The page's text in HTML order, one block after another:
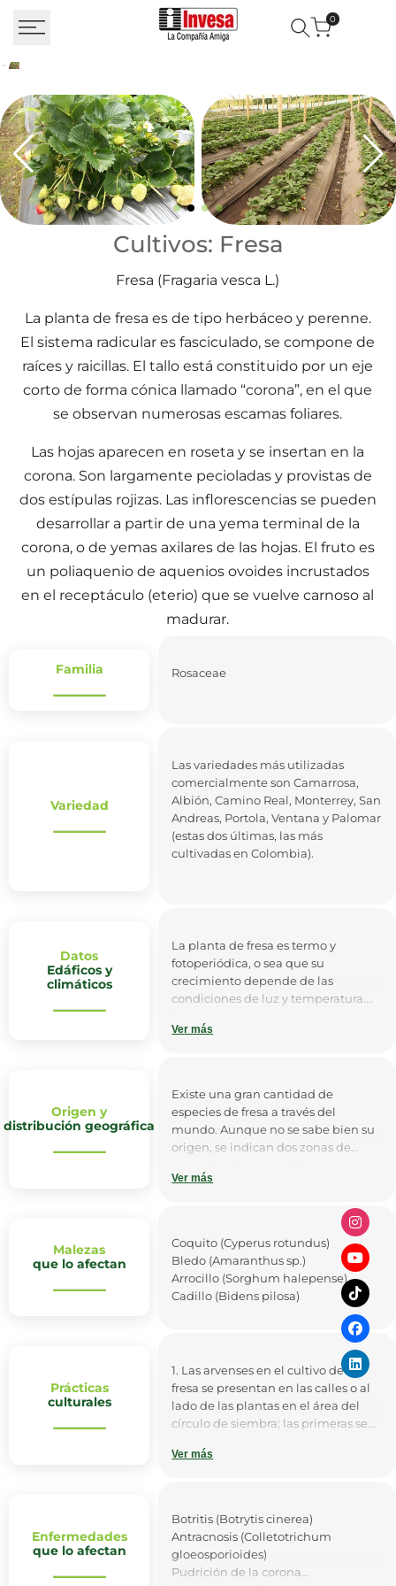
0
Cultivos: FresaCultivos: Fresa
Fresa (Fragaria vesca L.)
La planta de fresa es de tipo herbáceo y perenne.
El sistema radicular es fasciculado, se compone de
raíces y raicillas. El tallo está constituido por un eje
corto de forma cónica llamado “corona”, en el que
se observan numerosas escamas foliares.
Las hojas aparecen en roseta y se insertan en la
corona. Son largamente pecioladas y provistas de
dos estípulas rojizas. Las inflorescencias se pueden
desarrollar a partir de una yema terminal de la
corona, o de yemas axilares de las hojas. El fruto es
un poliaquenio de aquenios ovoides incrustados
en el receptáculo (eterio) que se vuelve carnoso al
madurar.
Familia Rosaceae
Variedad
Las variedades más utilizadas
comercialmente son Camarrosa,
Albión, Camino Real, Monterrey, San
Andreas, Portola, Ventana y Palomar
(estas dos últimas, las más
cultivadas en Colombia).
Datos
Edáficos y
climáticos
La planta de fresa es termo y
fotoperiódica, o sea que su
crecimiento depende de las
condiciones de luz y temperatura.
3,000 msnm. Necesita de una
13°C.
Prefiere suelos sueltos, franco-
arcillosos o franco-arenosos con pH
entre 5.5 y 6.5, con buen drenaje
para evitar los encharcamientos y
Ver más
Origen y
distribución geográfica
Existe una gran cantidad de
especies de fresa a través del
mundo. Aunque no se sabe bien su
origen, se indican dos zonas de
específicamente de los Alpes
Ver más
Malezas
que lo afectan
Coquito (Cyperus rotundus)
Bledo (Amaranthus sp.)
Arrocillo (Sorghum halepense)
Cadillo (Bidens pilosa)
Prácticas
culturales
1. Las arvenses en el cultivo de la
fresa se presentan en las calles o al
lado de las plantas en el área del
círculo de siembra; las primeras se
de forma manual y las segundas se
2. Realizar podas, eliminar las hojas
adultas que no son funcionales,
denominadas hojas parásitas y
Ver más
Enfermedades
que lo afectan
Botritis (Botrytis cinerea)
Antracnosis (Colletotrichum
gloeosporioides)
Pudrición de la corona